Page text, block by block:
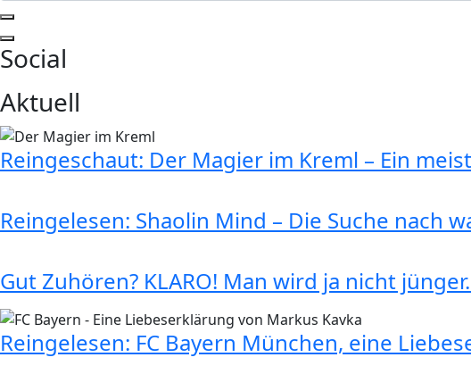
Social
Aktuell
Reingeschaut: Der Magier im Kreml – Ein
Reingelesen: Shaolin Mind – Die Suche nach
Gut Zuhören? KLARO! Man wird ja nicht
Reingelesen: FC Bayern München, eine